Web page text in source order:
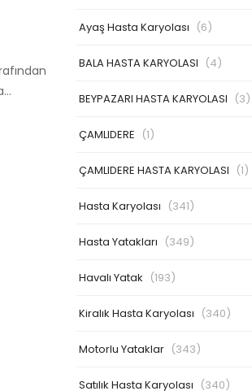
Ayaş Hasta Karyolası (6)
BALA HASTA KARYOLASI (4)
BEYPAZARI HASTA KARYOLASI (3)
ÇAMLIDERE (1)
ÇAMLIDERE HASTA KARYOLASI (1)
Hasta Karyolası (341)
Hasta Yatakları (349)
Havalı Yatak (193)
Kiralık Hasta Karyolası (340)
Motorlu Yataklar (343)
Satılık Hasta Karyolası (340)